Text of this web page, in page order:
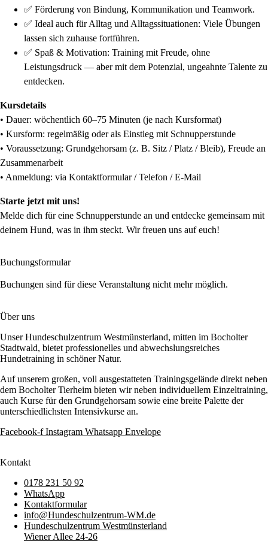
✅ Förderung von Bindung, Kommunikation und Teamwork.
✅ Ideal auch für Alltag und Alltagssituationen: Viele Übungen
lassen sich zuhause fortführen.
✅ Spaß & Motivation: Training mit Freude, ohne
Leistungsdruck — aber mit dem Potenzial, ungeahnte Talente zu
entdecken.
Kursdetails
• Dauer: wöchentlich 60–75 Minuten (je nach Kursformat)
• Kursform: regelmäßig oder als Einstieg mit Schnupperstunde
• Voraussetzung: Grundgehorsam (z. B. Sitz / Platz / Bleib), Freude an
Zusammenarbeit
• Anmeldung: via Kontaktformular / Telefon / E-Mail
Starte jetzt mit uns!
Melde dich für eine Schnupperstunde an und entdecke gemeinsam mit
deinem Hund, was in ihm steckt. Wir freuen uns auf euch!
Buchungsformular
Buchungen sind für diese Veranstaltung nicht mehr möglich.
Über uns
Unser Hundeschulzentrum Westmünsterland, mitten im Bocholter
Stadtwald, bietet professionelles und abwechslungsreiches
Hundetraining in schöner Natur.
Auf unserem großen, voll ausgestatteten Trainingsgelände direkt neben
dem Bocholter Tierheim bieten wir neben individuellem Einzeltraining,
auch Kurse für den Grundgehorsam sowie eine breite Palette der
unterschiedlichsten Intensivkurse an.
Facebook-f Instagram Whatsapp Envelope
Kontakt
0178 231 50 92
WhatsApp
Kontaktformular
info@Hundeschulzentrum-WM.de
Hundeschulzentrum Westmünsterland
Wiener Allee 24-26